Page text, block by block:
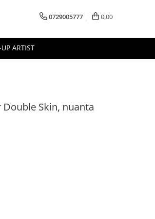
0729005777 0,00
ARTIST
Skin, nuanta